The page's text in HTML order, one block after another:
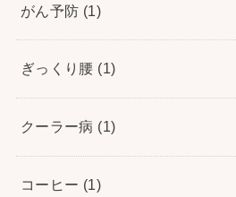
がん予防 (1)
ぎっくり腰 (1)
クーラー病 (1)
コーヒー (1)